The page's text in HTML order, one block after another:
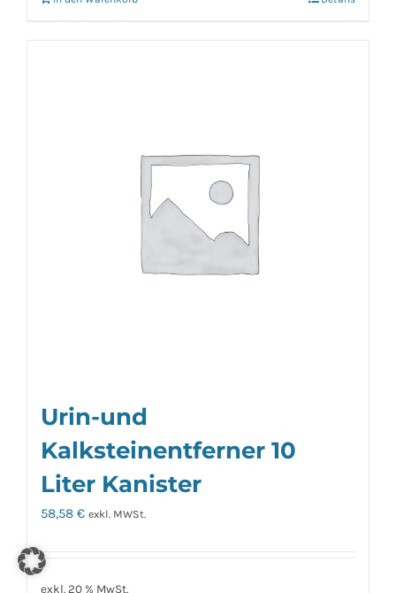
Urin-und
Kalksteinentferner 10
Liter Kanister
58,58 € exkl. MWSt.
exkl. 20 % MwSt.